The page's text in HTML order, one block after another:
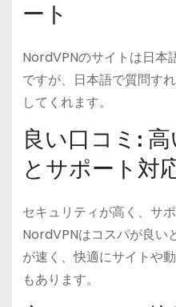
ート
NordVPNのサイトは日本
ですが、日本語で質問す
してくれます。
良い口コミ:
とサポート対
セキュリティが高く、サ
NordVPNはコスパが良い
が速く、快適にサイトや
もあります。